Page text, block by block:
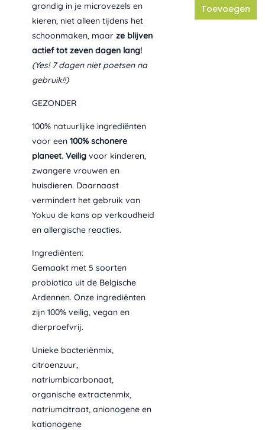
grondig in je microvezels en
kieren, niet alleen tijdens het
schoonmaken, maarze blijven
actief tot zeven dagen lang!
(Yes! 7 dagen niet poetsen na
gebruik!!)
GEZONDER
100% natuurlijke ingrediënten
voor een 100% schonere
planeet. Veiligvoor kinderen,
zwangere vrouwen en
huisdieren. Daarnaast
vermindert het gebruik van
Yokuu de kans op verkoudheid
en allergische reacties.
Ingrediënten:
Gemaakt met 5 soorten
probiotica uit de Belgische
Ardennen. Onze ingrediënten
zijn 100% veilig, vegan en
dierproefvrij.
Unieke bacteriënmix,
citroenzuur,
natriumbicarbonaat,
organische extractenmix,
natriumcitraat, anionogene en
kationogene
Toevoegen